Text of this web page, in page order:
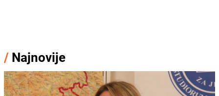
/ Najnovije